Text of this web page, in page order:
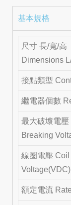
基本規格
尺寸 長/寬/高
Dimensions
接點類型
繼電器個數
最大破壞電壓
Breaking
線圈電壓 Coil
Voltage(VDC)
額定電流